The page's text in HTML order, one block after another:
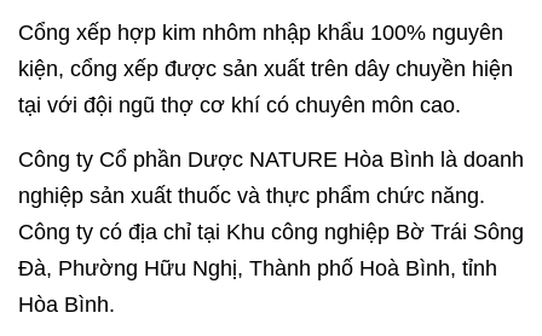
Cổng xếp hợp kim nhôm nhập khẩu 100% nguyên
kiện, cổng xếp được sản xuất trên dây chuyền hiện
tại với đội ngũ thợ cơ khí có chuyên môn cao.
Công ty Cổ phần Dược NATURE Hòa Bình là doanh
nghiệp sản xuất thuốc và thực phẩm chức năng.
Công ty có địa chỉ tại Khu công nghiệp Bờ Trái Sông
Đà, Phường Hữu Nghị, Thành phố Hoà Bình, tỉnh
Hòa Bình.